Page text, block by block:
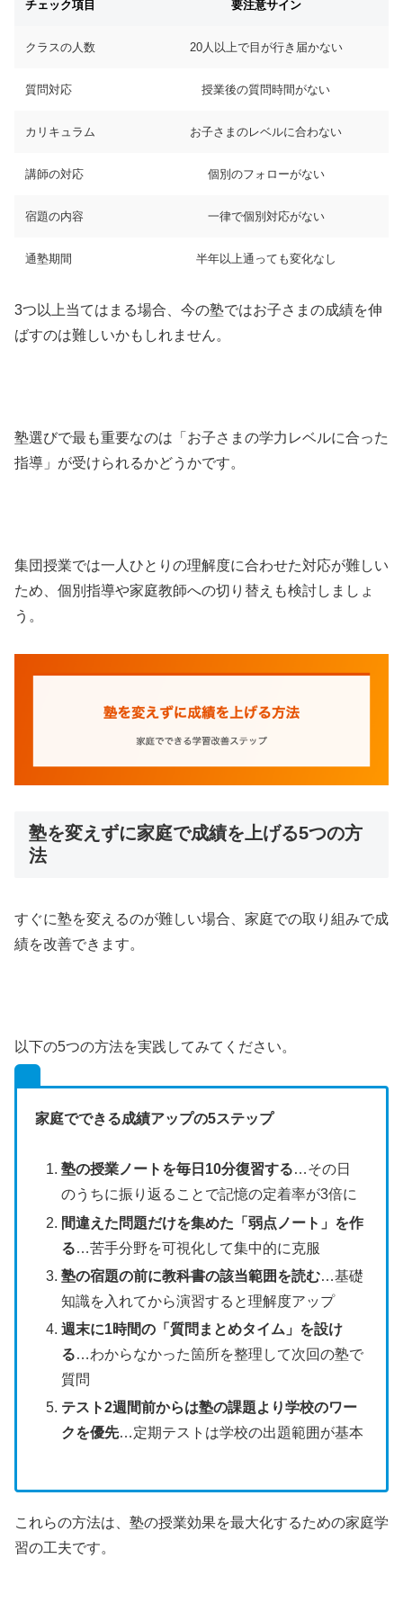
チェック項目 要注意サイン
クラスの人数 20人以上で目が行き届かない
質問対応 授業後の質問時間がない
カリキュラム お子さまのレベルに合わない
講師の対応 個別のフォローがない
宿題の内容 一律で個別対応がない
通塾期間 半年以上通っても変化なし
3つ以上当てはまる場合、今の塾ではお子さまの成績を伸
ばすのは難しいかもしれません。
塾選びで最も重要なのは「お子さまの学力レベルに合った
指導」が受けられるかどうかです。
集団授業では一人ひとりの理解度に合わせた対応が難しい
ため、個別指導や家庭教師への切り替えも検討しましょ
う。
塾を変えずに家庭で成績を上げる5つの方
法
すぐに塾を変えるのが難しい場合、家庭での取り組みで成
績を改善できます。
以下の5つの方法を実践してみてください。
家庭でできる成績アップの5ステップ
塾の授業ノートを毎日10分復習する…その日
のうちに振り返ることで記憶の定着率が3倍に
間違えた問題だけを集めた「弱点ノート」を作
る…苦手分野を可視化して集中的に克服
塾の宿題の前に教科書の該当範囲を読む…基礎
知識を入れてから演習すると理解度アップ
週末に1時間の「質問まとめタイム」を設け
る…わからなかった箇所を整理して次回の塾で
質問
テスト2週間前からは塾の課題より学校のワー
クを優先…定期テストは学校の出題範囲が基本
これらの方法は、塾の授業効果を最大化するための家庭学
習の工夫です。